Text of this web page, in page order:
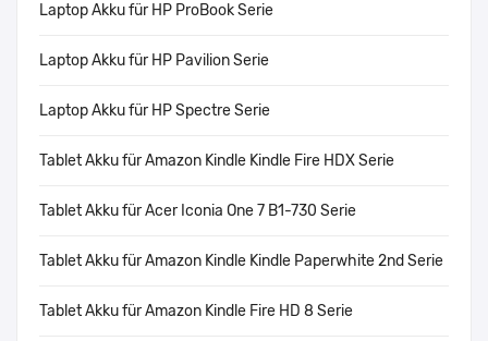
Laptop Akku für HP ProBook Serie
Laptop Akku für HP Pavilion Serie
Laptop Akku für HP Spectre Serie
Tablet Akku für Amazon Kindle Kindle Fire HDX Serie
Tablet Akku für Acer Iconia One 7 B1-730 Serie
Tablet Akku für Amazon Kindle Kindle Paperwhite 2nd Serie
Tablet Akku für Amazon Kindle Fire HD 8 Serie